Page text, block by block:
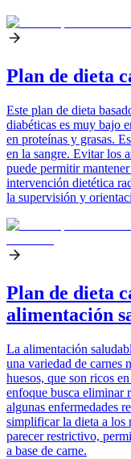
Plan de dieta
Este plan de dieta
diabéticas es muy bajo
en proteínas y grasas.
en la sangre. Evitar los
puede permitir
intervención dietética
la supervisión y
Plan de dieta
alimentación
La alimentación
una variedad de carnes
huesos, que son ricos
enfoque busca eliminar
algunas enfermedades
simplificar la dieta a los
parecer restrictivo,
a base de carne.